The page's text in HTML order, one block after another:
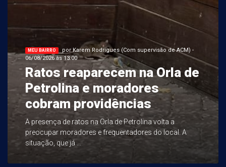
MEU BAIRRO
por Karem Rodrigues (Com supervisão de ACM) -
06/08/2026 às 13:00
Ratos reaparecem na Orla de
Petrolina e moradores
cobram providências
A presença de ratos na Orla de Petrolina volta a
preocupar moradores e frequentadores do local. A
situação, que já ...